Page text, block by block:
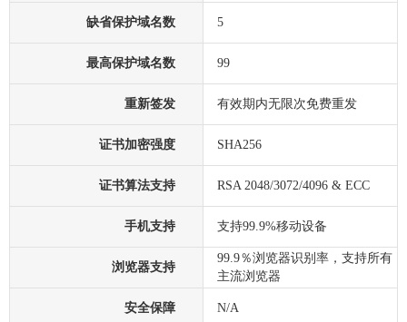
缺省保护域名数 5
最高保护域名数 99
重新签发 有效期内无限次免费重发
证书加密强度 SHA256
证书算法支持 RSA 2048/3072/4096 & ECC
手机支持 支持99.9%移动设备
浏览器支持
99.9％浏览器识别率，支持所有
主流浏览器
安全保障 N/A